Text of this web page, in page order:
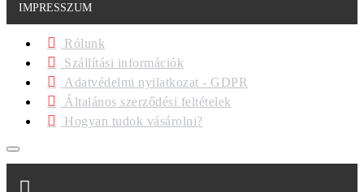
IMPRESSZUM
Rólunk
Szállítási információk
Adatvédelmi nyilatkozat - GDPR
Általános szerződési feltételek
Hogyan tudok vásárolni?